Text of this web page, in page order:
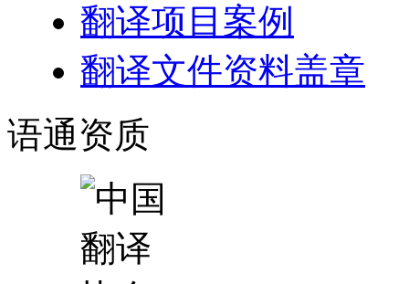
翻译项目案例
翻译文件资料盖章
语通资质